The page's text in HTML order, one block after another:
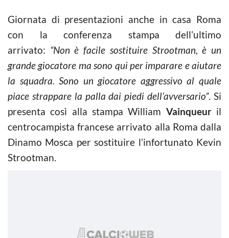
Giornata di presentazioni anche in casa Roma
con la conferenza stampa dell’ultimo
arrivato: “Non è facile sostituire Strootman, è un
grande giocatore ma sono qui per imparare e aiutare
la squadra. Sono un giocatore aggressivo al quale
piace strappare la palla dai piedi dell’avversario”. Si
presenta così alla stampa William Vainqueuril
centrocampista francese arrivato alla Roma dalla
Dinamo Mosca per sostituire l’infortunato Kevin
Strootman.